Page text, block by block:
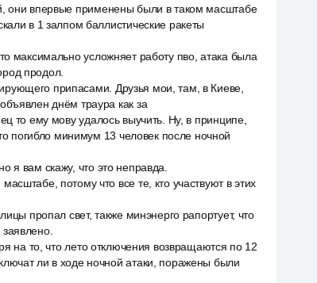
они впервые применены были в таком масштабе
в 1 залпом баллистические ракеты
максимально усложняет работу пво, атака была
продол.
припасами. Друзья мои, там, в Киеве,
днём траура как за
то ему мову удалось выучить. Ну, в принципе,
погибло минимум 13 человек после ночной
я вам скажу, что это неправда.
потому что все те, кто участвуют в этих
пропал свет, также минэнерго рапортует, что
на то, что лето отключения возвращаются по 12
ли в ходе ночной атаки, поражены были